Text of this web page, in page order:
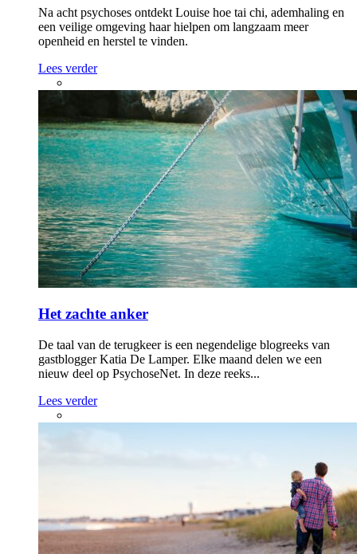
Na acht psychoses ontdekt Louise hoe tai chi, ademhaling en
een veilige omgeving haar hielpen om langzaam meer
openheid en herstel te vinden.
Lees verder
Het zachte anker
De taal van de terugkeer is een negendelige blogreeks van
gastblogger Katia De Lamper. Elke maand delen we een
nieuw deel op PsychoseNet. In deze reeks...
Lees verder